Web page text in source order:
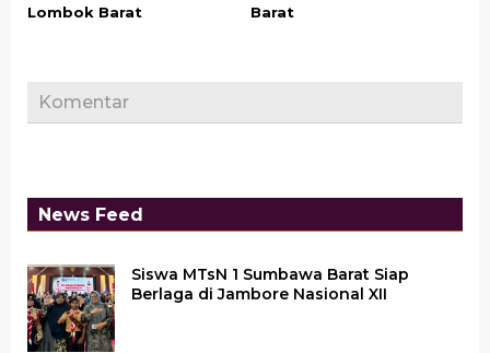
Lombok Barat
Barat
Komentar
News Feed
Siswa MTsN 1 Sumbawa Barat Siap
Berlaga di Jambore Nasional XII